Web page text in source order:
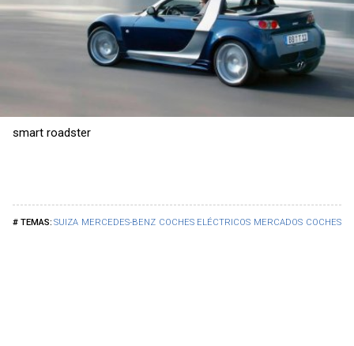
SUIZA MERCEDES-BENZ COCHES ELÉCTRICOS MERCADOS COCHES
smart roadster